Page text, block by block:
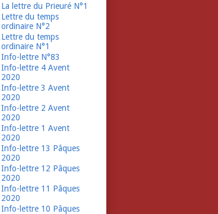
La lettre du Prieuré N°1
Lettre du temps
ordinaire N°2
Lettre du temps
ordinaire N°1
Info-lettre N°83
Info-lettre 4 Avent
2020
Info-lettre 3 Avent
2020
Info-lettre 2 Avent
2020
Info-lettre 1 Avent
2020
Info-lettre 13 Pâques
2020
Info-lettre 12 Pâques
2020
Info-lettre 11 Pâques
2020
Info-lettre 10 Pâques